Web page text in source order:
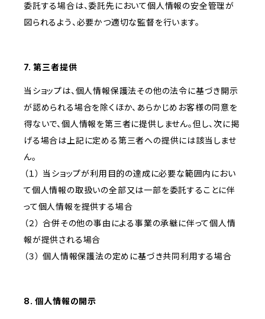
委託する場合は、委託先において個人情報の安全管理が
図られるよう、必要かつ適切な監督を行います。
7. 第三者提供
当ショップは、個人情報保護法その他の法令に基づき開示
が認められる場合を除くほか、あらかじめお客様の同意を
得ないで、個人情報を第三者に提供しません。但し、次に掲
げる場合は上記に定める第三者への提供には該当しませ
ん。
（１） 当ショップが利用目的の達成に必要な範囲内におい
て個人情報の取扱いの全部又は一部を委託することに伴
って個人情報を提供する場合
（２） 合併その他の事由による事業の承継に伴って個人情
報が提供される場合
（３） 個人情報保護法の定めに基づき共同利用する場合
8. 個人情報の開示